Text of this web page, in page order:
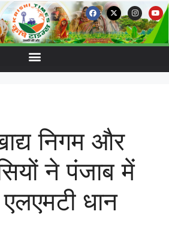
निगम और
ने पंजाब में
धान